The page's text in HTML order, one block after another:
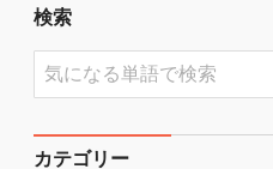
検索
カテゴリー